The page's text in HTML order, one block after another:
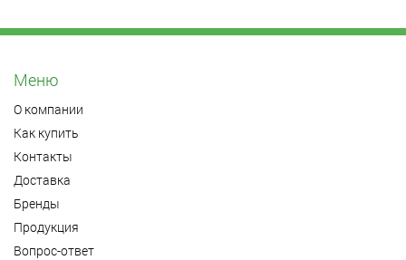
Меню
О компании
Как купить
Контакты
Доставка
Бренды
Продукция
Вопрос-ответ